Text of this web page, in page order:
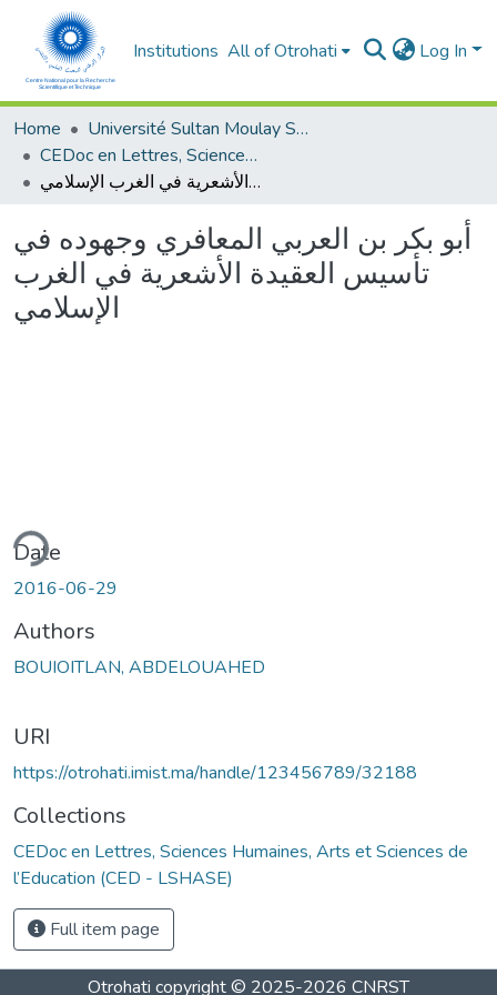
Institutions All of Otrohati Log In
Home
Université Sultan Moulay Slimane - Beni Mellal
CEDoc en Lettres, Sciences Humaines, Arts et Sciences de l’Education (CED - LSHASE)
أبو بكر بن العربي المعافري وجهوده في تأسيس العقيدة الأشعرية في الغرب الإسلامي
أبو بكر بن العربي المعافري وجهوده في
تأسيس العقيدة الأشعرية في الغرب
الإسلامي
Date
2016-06-29
Authors
BOUIOITLAN, ABDELOUAHED
URI
https://otrohati.imist.ma/handle/123456789/32188
Collections
CEDoc en Lettres, Sciences Humaines, Arts et Sciences de
l’Education (CED - LSHASE)
Full item page
Otrohati copyright © 2025-2026 CNRST